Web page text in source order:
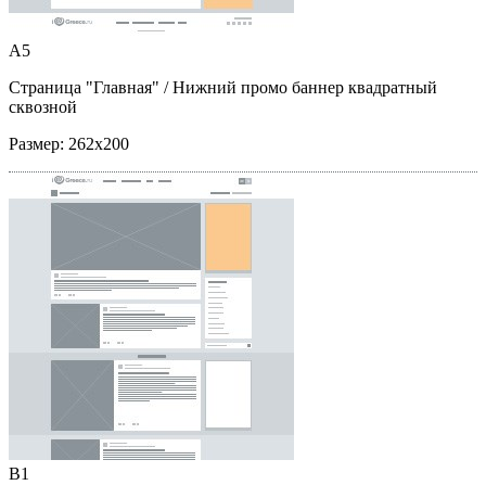
A5
Страница "Главная" / Нижний промо баннер квадратный
сквозной
Размер: 262x200
B1